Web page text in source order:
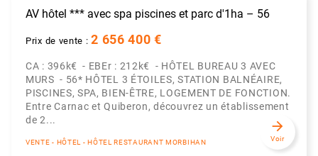
AV hôtel *** avec spa piscines et parc d'1ha – 56
Prix de vente :2 656 400 €
CA : 396k€ - EBEr : 212k€ - HÔTEL BUREAU 3 AVEC
MURS - 56* HÔTEL 3 ÉTOILES, STATION BALNÉAIRE,
PISCINES, SPA, BIEN-ÊTRE, LOGEMENT DE FONCTION.
Entre Carnac et Quiberon, découvrez un établissement
de 2...
VENTE - HÔTEL - HÔTEL RESTAURANT MORBIHAN
arrow_forward
Voir